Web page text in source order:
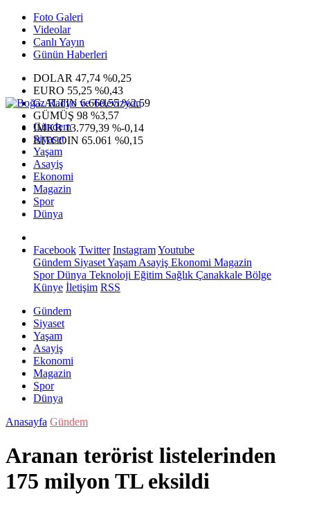
Foto Galeri
Videolar
Canlı Yayın
Günün Haberleri
DOLAR 47,74 %0,25
EURO 55,25 %0,43
G.ALTIN6.660,55 %2,59
GÜMÜŞ 98 %3,57
IMKB13.779,39 %-0,14
BITCOIN 65.061 %0,15
Gündem
Siyaset
Yaşam
Asayiş
Ekonomi
Magazin
Spor
Dünya
Facebook Twitter InstagramYoutube
Gündem SiyasetYaşam Asayiş Ekonomi Magazin
SporDünya Teknoloji Eğitim Sağlık Çanakkale Bölge
Künye İletişim RSS
Gündem
Siyaset
Yaşam
Asayiş
Ekonomi
Magazin
Spor
Dünya
Anasayfa Gündem
Aranan terörist listelerinden
175 milyon TL eksildi